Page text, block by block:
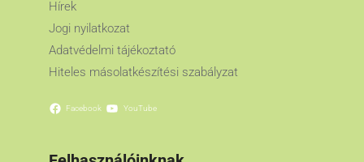
Hírek
Jogi nyilatkozat
Adatvédelmi tájékoztató
Hiteles másolatkészítési szabályzat
Facebook YouTube